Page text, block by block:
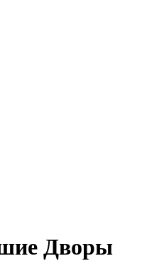
Дворы